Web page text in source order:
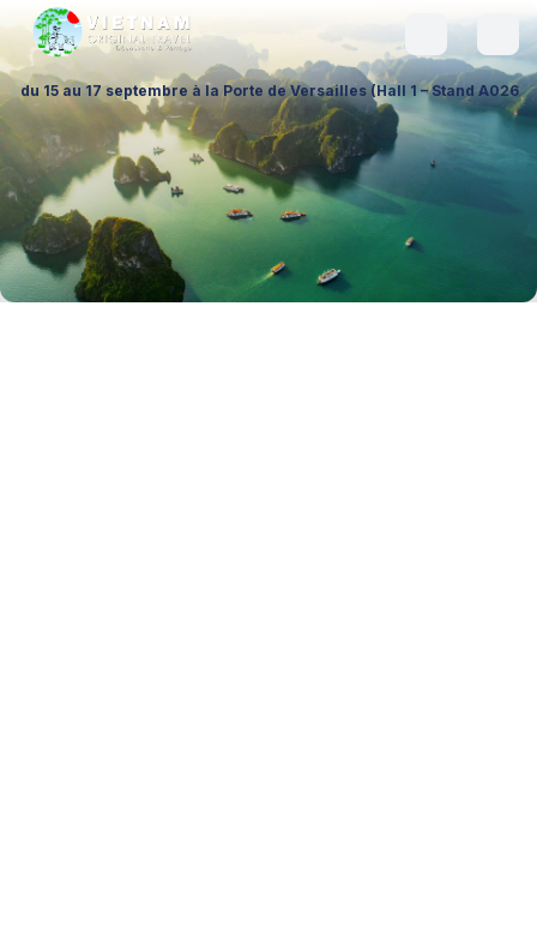
à la Porte de Versailles (Hall 1 – Stand A026), pour échanger